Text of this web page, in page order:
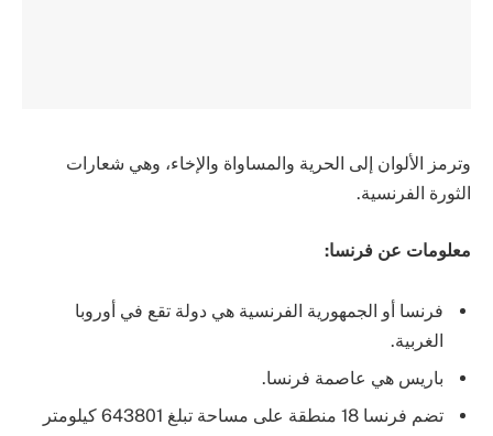
وترمز الألوان إلى الحرية والمساواة والإخاء، وهي شعارات
الثورة الفرنسية.
معلومات عن فرنسا:
فرنسا أو الجمهورية الفرنسية هي دولة تقع في أوروبا
الغربية.
باريس هي عاصمة فرنسا.
تضم فرنسا 18 منطقة على مساحة تبلغ 643801 كيلومتر